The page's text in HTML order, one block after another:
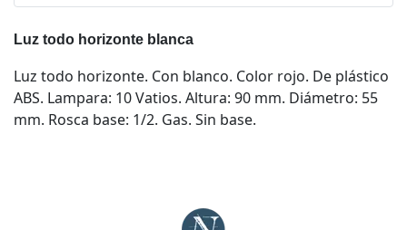
Luz todo horizonte blanca
Luz todo horizonte. Con blanco. Color rojo. De plástico
ABS. Lampara: 10 Vatios. Altura: 90 mm. Diámetro: 55
mm. Rosca base: 1/2. Gas. Sin base.